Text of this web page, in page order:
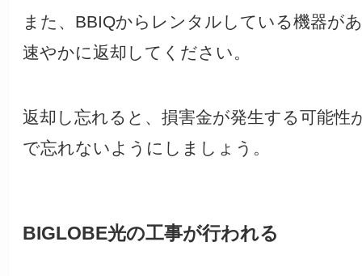
また、BBIQからレンタルしている機器が
速やかに返却してください。
返却し忘れると、損害金が発生する可能性
で忘れないようにしましょう。
BIGLOBE光の工事が行われる